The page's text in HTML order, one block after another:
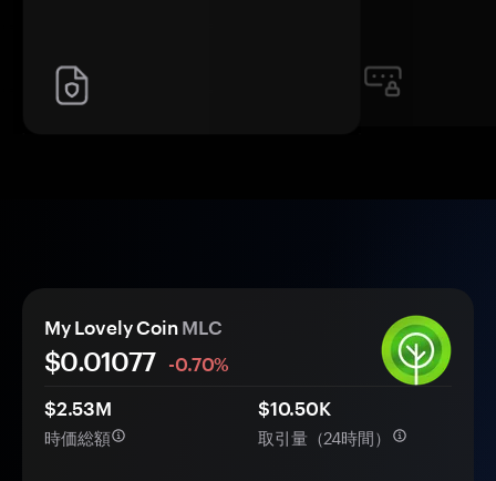
My Lovely Coin MLC
$0.01077
-0.70%
$2.53M
時価総額
$10.50K
取引量（24時間）